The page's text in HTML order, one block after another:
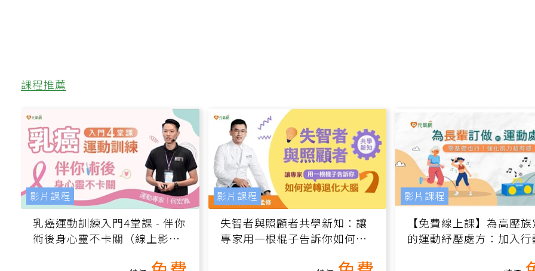
課程推薦
乳癌運動訓練入門4堂課 - 伴你
術後身心靈不卡關（線上影音
影片課程
失智者與照顧者共學新知：讓
專家用一根棍子告訴你如何逆
轉退化大腦（線上影音課）
影片課程
【免費線上課】為高壓
的運動紓壓處方：加入
增肌、互動元素，0基礎
影片課程